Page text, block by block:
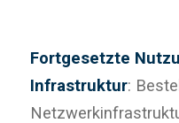
Fortgesetzte
Infrastruktur: